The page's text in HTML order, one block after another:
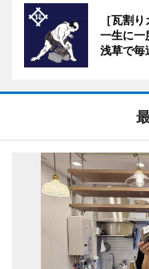
［瓦割り
一生に一
浅草で毎